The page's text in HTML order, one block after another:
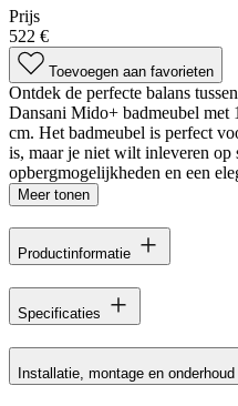
Prijs
522 €
Toevoegen aan favorieten
Ontdek de perfecte balans
Dansani Mido+ badmeubel met
cm. Het badmeubel is perfect
is, maar je niet wilt inleveren
opbergmogelijkheden en een
Meer tonen
Productinformatie
Specificaties
Installatie, montage en onderhoud